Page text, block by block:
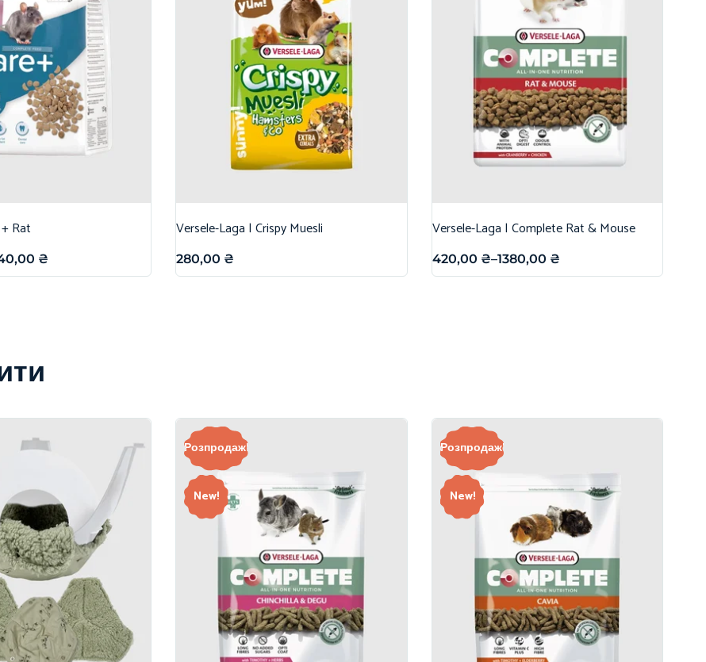
Rat
₴
Versele-Laga | Crispy Muesli
280,00 ₴
Versele-Laga | Complete Rat & Mouse
420,00 ₴–1380,00 ₴
New!
Розпродаж!
New!
Розпродаж!